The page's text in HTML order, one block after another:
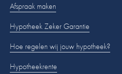
Afspraak maken
Hypotheek Zeker Garantie
Hoe regelen wij jouw hypotheek?
Hypotheekrente